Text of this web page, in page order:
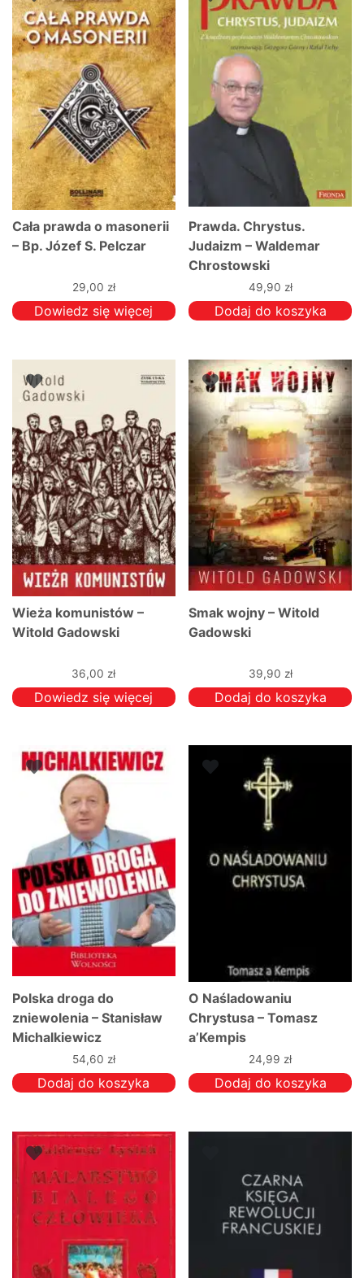
Cała prawda o masonerii
– Bp. Józef S. Pelczar
29,00 zł
Dowiedz się więcej
Prawda. Chrystus.
Judaizm – Waldemar
Chrostowski
49,90 zł
Dodaj do koszyka
Wieża komunistów –
Witold Gadowski
36,00 zł
Dowiedz się więcej
Smak wojny – Witold
Gadowski
39,90 zł
Dodaj do koszyka
Polska droga do
zniewolenia – Stanisław
Michalkiewicz
54,60 zł
Dodaj do koszyka
O Naśladowaniu
Chrystusa – Tomasz
a’Kempis
24,99zł
Dodaj do koszyka